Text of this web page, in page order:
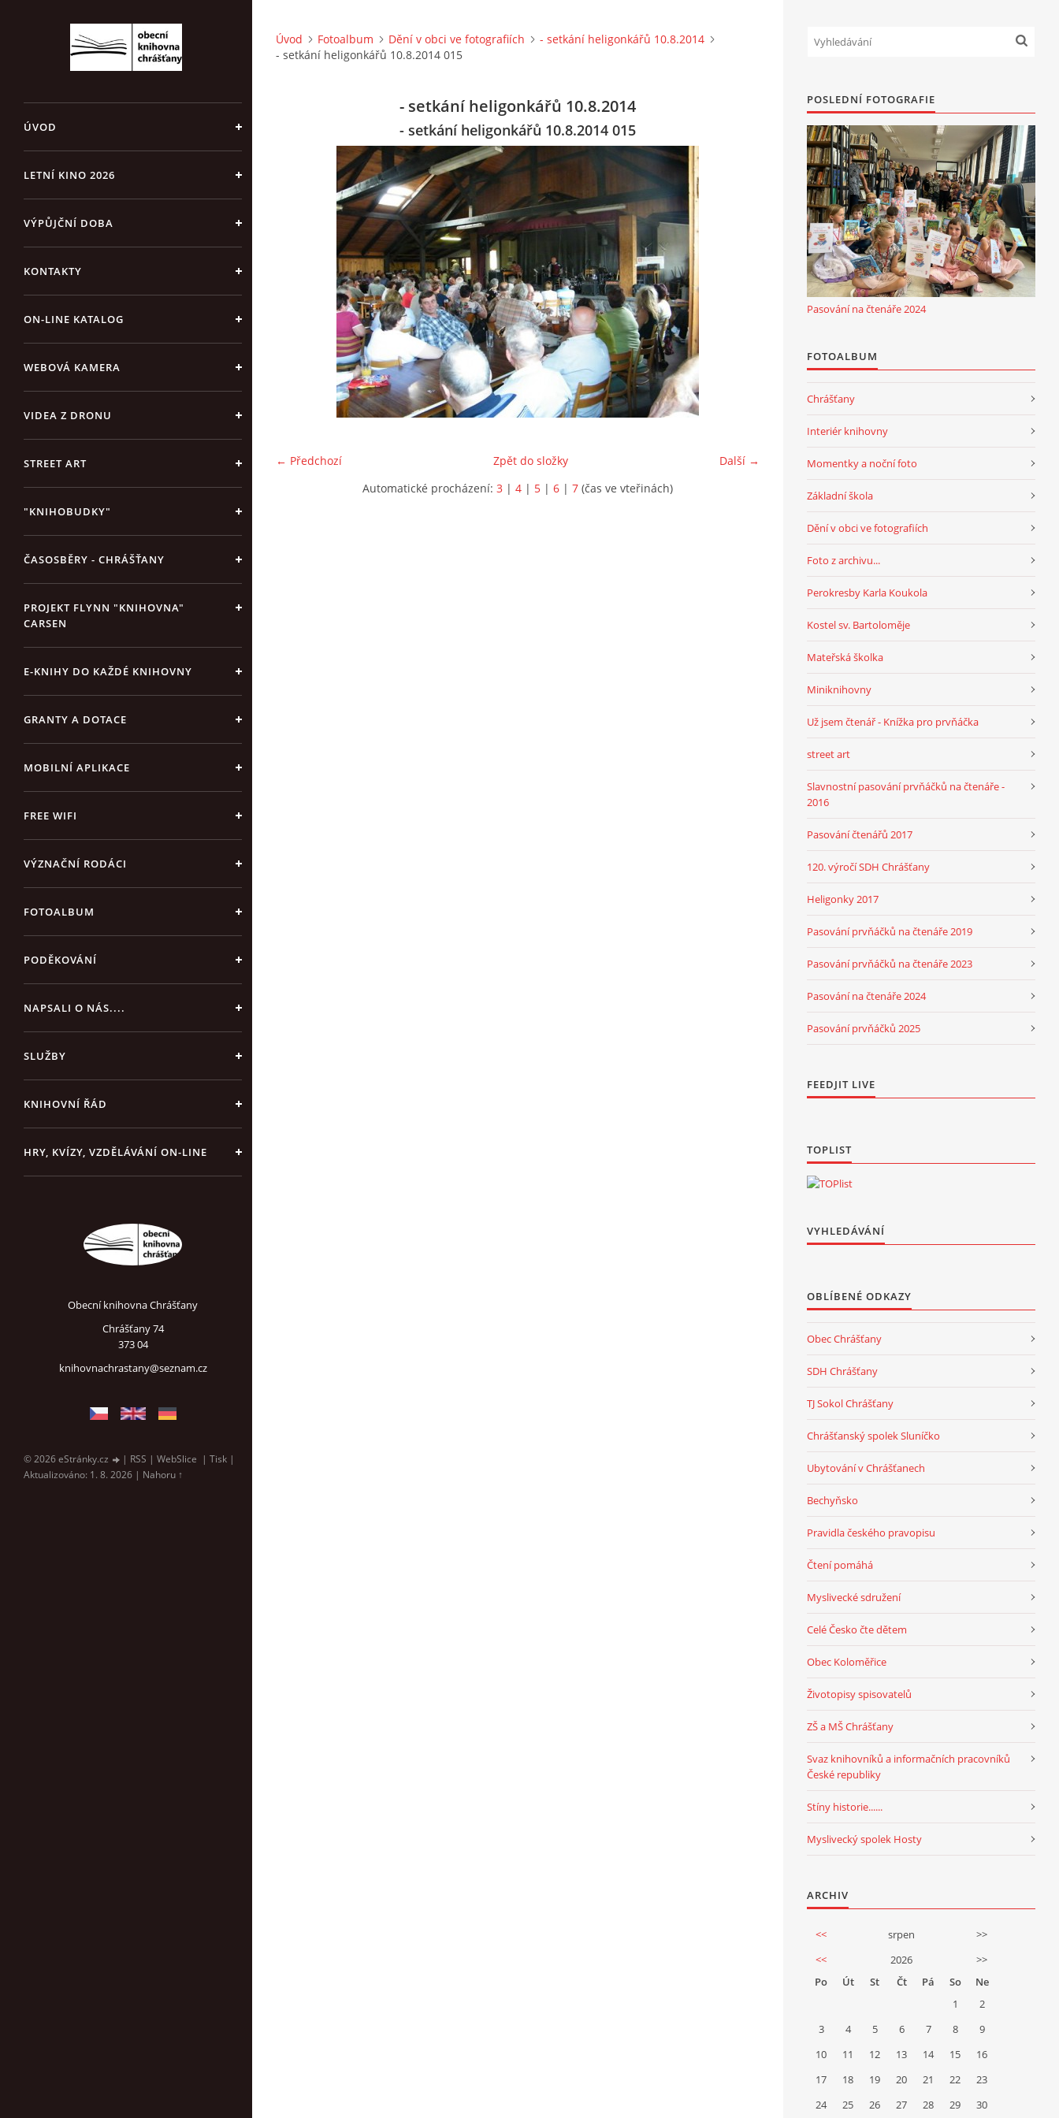
ÚVOD
LETNÍ KINO 2026
VÝPŮJČNÍ DOBA
KONTAKTY
ON-LINE KATALOG
WEBOVÁ KAMERA
VIDEA Z DRONU
STREET ART
"KNIHOBUDKY"
ČASOSBĚRY - CHRÁŠŤANY
PROJEKT FLYNN "KNIHOVNA"
CARSEN
E-KNIHY DO KAŽDÉ KNIHOVNY
GRANTY A DOTACE
MOBILNÍ APLIKACE
FREE WIFI
VÝZNAČNÍ RODÁCI
FOTOALBUM
PODĚKOVÁNÍ
NAPSALI O NÁS....
SLUŽBY
KNIHOVNÍ ŘÁD
HRY, KVÍZY, VZDĚLÁVÁNÍ ON-LINE
Obecní knihovna Chrášťany
Chrášťany 74
373 04
knihovnachrastany@seznam.cz
© 2026 eStránky.cz | RSS | WebSlice | Tisk |
Aktualizováno: 1. 8. 2026 | Nahoru ↑
Úvod Fotoalbum Dění v obci ve fotografiích
- setkání heligonkářů 10.8.2014
- setkání heligonkářů 10.8.2014 015
- setkání heligonkářů 10.8.2014
- setkání heligonkářů 10.8.2014 015
← Předchozí Další →
Zpět do složky
Automatické procházení: 3 | 4 | 5 | 6 | 7 (čas ve vteřinách)
POSLEDNÍ FOTOGRAFIE
Pasování na čtenáře 2024
FOTOALBUM
Chrášťany
Interiér knihovny
Momentky a noční foto
Základní škola
Dění v obci ve fotografiích
Foto z archivu...
Perokresby Karla Koukola
Kostel sv. Bartoloměje
Mateřská školka
Miniknihovny
Už jsem čtenář - Knížka pro prvňáčka
street art
Slavnostní pasování prvňáčků na čtenáře -
2016
Pasování čtenářů 2017
120. výročí SDH Chrášťany
Heligonky 2017
Pasování prvňáčků na čtenáře 2019
Pasování prvňáčků na čtenáře 2023
Pasování na čtenáře 2024
Pasování prvňáčků 2025
FEEDJIT LIVE
TOPLIST
VYHLEDÁVÁNÍ
OBLÍBENÉ ODKAZY
Obec Chrášťany
SDH Chrášťany
TJ Sokol Chrášťany
Chrášťanský spolek Sluníčko
Ubytování v Chrášťanech
Bechyňsko
Pravidla českého pravopisu
Čtení pomáhá
Myslivecké sdružení
Celé Česko čte dětem
Obec Koloměřice
Životopisy spisovatelů
ZŠ a MŠ Chrášťany
Svaz knihovníků a informačních pracovníků
České republiky
Stíny historie......
Myslivecký spolek Hosty
ARCHIV
<< srpen
>>
<<
2026
>>
Po
Út St Čt Pá So
Ne
1
2
3
4 5 6 7 8
9
10
11 12 13 14 15
16
17
18 19 20 21 22
23
24
25 26 27 28 29 30